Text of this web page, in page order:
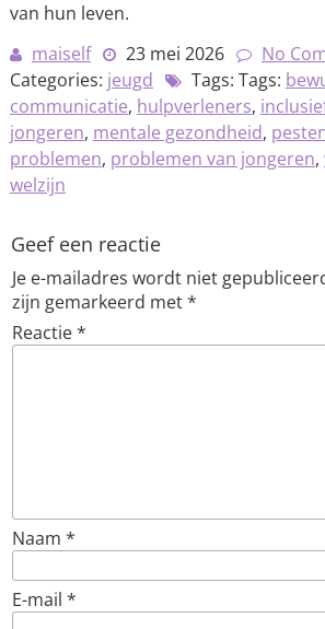
van hun leven.
maiself
23 mei 2026
No
Categories: jeugd Tags: Tags:
communicatie, hulpverleners,
jongeren, mentale gezondheid,
problemen, problemen van jongeren,
welzijn
Geef een reactie
Je e-mailadres wordt niet
zijn gemarkeerd met*
Reactie*
Naam *
E-mail *